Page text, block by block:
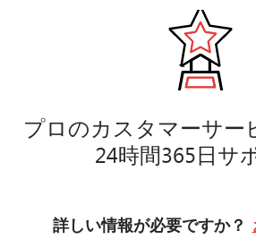
プロのカスタマーサー
24時間365日サ
詳しい情報が必要ですか？